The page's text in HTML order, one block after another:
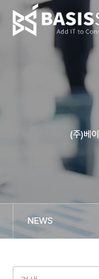
(주)베
NEWS